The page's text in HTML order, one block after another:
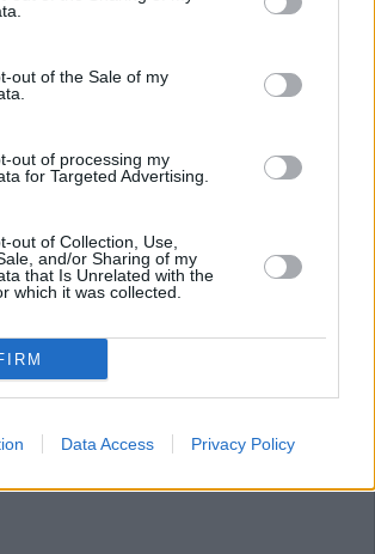
out of the Sale of my
out of processing my
for Targeted Advertising.
out of Collection, Use,
and/or Sharing of my
that Is Unrelated with the
which it was collected.
Data Access Privacy Policy